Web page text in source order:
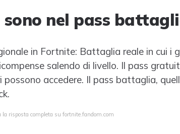
nel pass
in Fortnite: Battaglia reale in cui i
salendo di livello. Il pass
accedere. Il pass battaglia,
risposta completa su fortnite.fandom.com